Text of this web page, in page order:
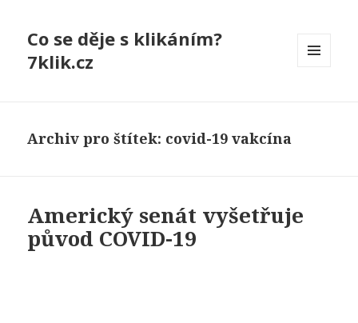
Co se děje s klikáním?
7klik.cz
Archiv pro štítek: covid-19 vakcína
Americký senát vyšetřuje
původ COVID-19